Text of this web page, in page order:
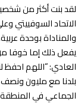
لقد بنت أكثر من
الاتحاد السوفييتي
والمناداة بوحدة
يفعل ذلك إما خوفا
العادي: “اللهم احفظ
بلدنا مع مليون
الجماعي في